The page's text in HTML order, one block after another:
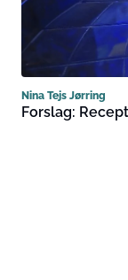
Nina Tejs Jørring
Forslag: